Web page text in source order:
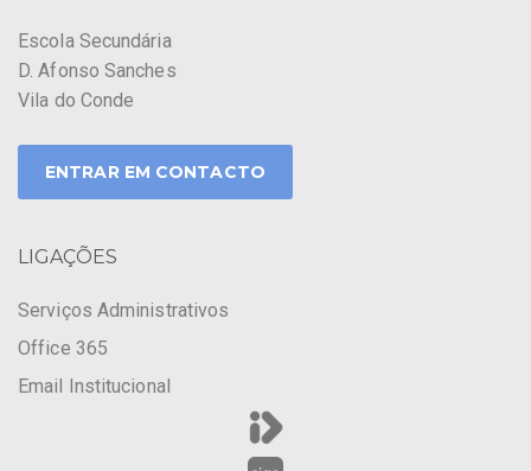
Escola Secundária
D. Afonso Sanches
Vila do Conde
ENTRAR EM CONTACTO
LIGAÇÕES
Serviços Administrativos
Office 365
Email Institucional